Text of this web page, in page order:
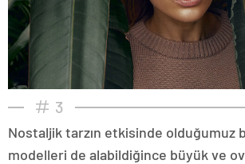
3
Nostaljik tarzın etkisinde olduğumuz
modelleri de alabildiğince büyük ve